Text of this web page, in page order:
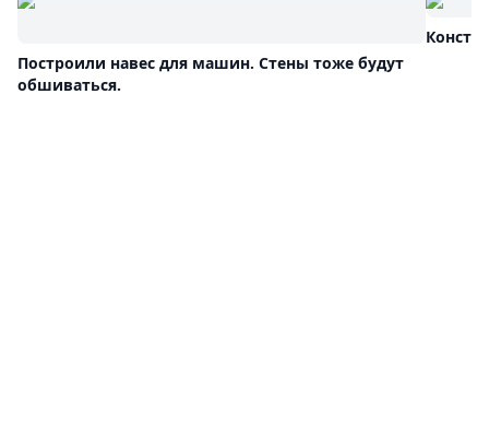
Построили навес для машин. Стены тоже будут
обшиваться.